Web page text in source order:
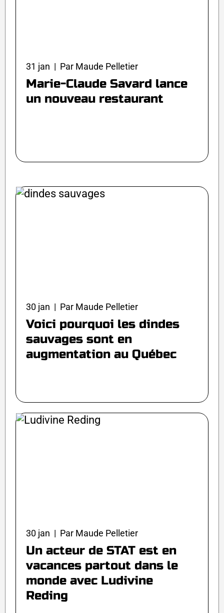
31 jan | Par Maude Pelletier
Marie-Claude Savard lance
un nouveau restaurant
30 jan | Par Maude Pelletier
Voici pourquoi les dindes
sauvages sont en
augmentation au Québec
30 jan | Par Maude Pelletier
Un acteur de STAT est en
vacances partout dans le
monde avec Ludivine
Reding